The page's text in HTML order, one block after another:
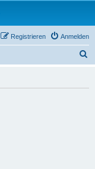
Anmelden
Registrieren